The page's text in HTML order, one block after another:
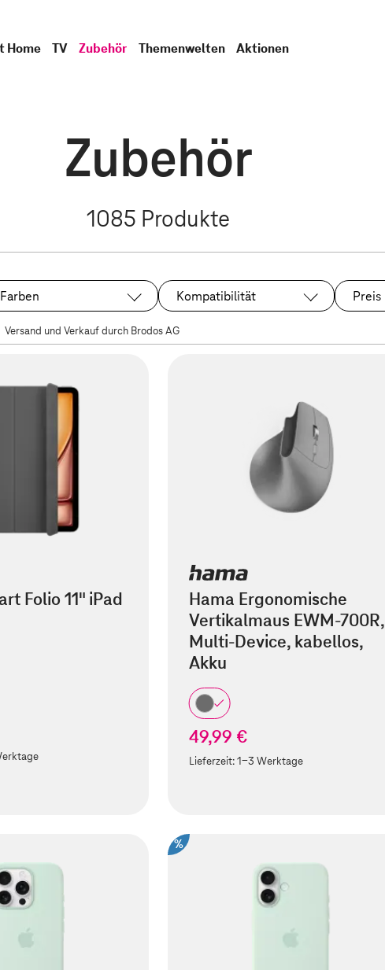
Home TV Zubehör Themenwelten Aktionen
Zubehör
1085 Produkte
Farben Kompatibilität Preis
Versand und Verkauf durch Brodos AG
Folio 11" iPad
Hama Ergonomische
Vertikalmaus EWM-700R,
Multi-Device, kabellos,
Akku
49,99 €
Lieferzeit:1-3 Werktage
%